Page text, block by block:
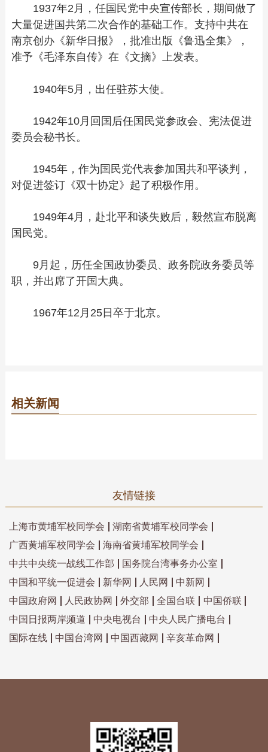
1937年2月，任国民党中央宣传部长，期间做了
大量促进国共第二次合作的基础工作。支持中共在
南京创办《新华日报》，批准出版《鲁迅全集》，
准予《毛泽东自传》在《文摘》上发表。
1940年5月，出任驻苏大使。
1942年10月回国后任国民党参政会、宪法促进
委员会秘书长。
1945年，作为国民党代表参加国共和平谈判，
对促进签订《双十协定》起了积极作用。
1949年4月，赴北平和谈失败后，毅然宣布脱离
国民党。
9月起，历任全国政协委员、政务院政务委员等
职，并出席了开国大典。
1967年12月25日卒于北京。
相关新闻
友情链接
上海市黄埔军校同学会
湖南省黄埔军校同学会
广西黄埔军校同学会
海南省黄埔军校同学会
中共中央统一战线工作部
国务院台湾事务办公室
中国和平统一促进会
新华网 人民网
中新网
中国政府网
人民政协网 外交部 全国台联
中国侨联
中国日报两岸频道
中央电视台
中央人民广播电台
国际在线
中国台湾网 中国西藏网 辛亥革命网